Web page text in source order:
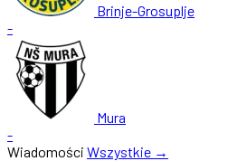
Brinje-Grosuplje
-
Mura
-
Wiadomości Wszystkie →